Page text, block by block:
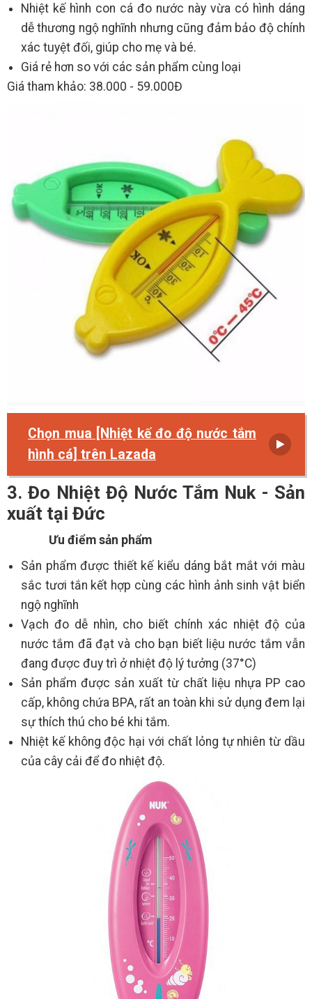
Nhiệt kế hình con cá đo nước này vừa có hình dáng
dễ thương ngộ nghĩnh nhưng cũng đảm bảo độ chính
xác tuyệt đối, giúp cho mẹ và bé.
Giá rẻ hơn so với các sản phẩm cùng loại
Giá tham khảo: 38.000 - 59.000Đ
Chọn mua [Nhiệt kế đo độ nước tắm
hình cá] trên Lazada
3. Đo Nhiệt Độ Nước Tắm Nuk - Sản
xuất tại Đức
Ưu điểm sản phẩm
Sản phẩm được thiết kế kiểu dáng bắt mắt với màu
sắc tươi tắn kết hợp cùng các hình ảnh sinh vật biển
ngộ nghĩnh
Vạch đo dễ nhìn, cho biết chính xác nhiệt độ của
nước tắm đã đạt và cho bạn biết liệu nước tắm vẫn
đang được đuy trì ở nhiệt độ lý tưởng (37°C)
Sản phẩm được sản xuất từ chất liệu nhựa PP cao
cấp, không chứa BPA, rất an toàn khi sử dụng đem lại
sự thích thú cho bé khi tắm.
Nhiệt kế không độc hại với chất lỏng tự nhiên từ dầu
của cây cải để đo nhiệt độ.